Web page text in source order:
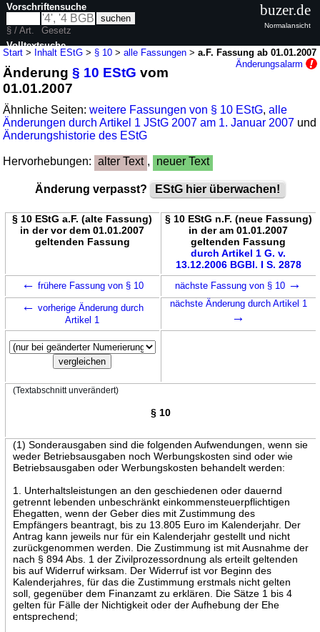
Start > Inhalt EStG > § 10 >alle Fassungen >a.F. Fassung ab 01.01.2007
Änderungsalarm
Änderung§ 10 EStG vom
01.01.2007
Ähnliche Seiten:weitere Fassungen von § 10 EStG,alle
Änderungen durch Artikel 1 JStG 2007 am 1. Januar 2007 und
Änderungshistorie des EStG
Hervorhebungen: alter Text , neuer Text
Änderung verpasst? EStG hier überwachen!
§ 10 EStG a.F. (alte Fassung)
in der vor dem 01.01.2007
geltenden Fassung
§ 10 EStG n.F. (neue Fassung)
in der am 01.01.2007
geltenden Fassung
durch Artikel 1 G. v.
13.12.2006 BGBl. I S. 2878
← frühere Fassung von § 10 nächste Fassung von § 10 →
← vorherige Änderung durch
Artikel 1
nächste Änderung durch Artikel 1
→
(Textabschnitt unverändert)
§ 10
(1) Sonderausgaben sind die folgenden Aufwendungen, wenn sie
weder Betriebsausgaben noch Werbungskosten sind oder wie
Betriebsausgaben oder Werbungskosten behandelt werden:
1. Unterhaltsleistungen an den geschiedenen oder dauernd
getrennt lebenden unbeschränkt einkommensteuerpflichtigen
Ehegatten, wenn der Geber dies mit Zustimmung des
Empfängers beantragt, bis zu 13.805 Euro im Kalenderjahr. Der
Antrag kann jeweils nur für ein Kalenderjahr gestellt und nicht
zurückgenommen werden. Die Zustimmung ist mit Ausnahme der
nach § 894 Abs. 1 der Zivilprozessordnung als erteilt geltenden
bis auf Widerruf wirksam. Der Widerruf ist vor Beginn des
Kalenderjahres, für das die Zustimmung erstmals nicht gelten
soll, gegenüber dem Finanzamt zu erklären. Die Sätze 1 bis 4
gelten für Fälle der Nichtigkeit oder der Aufhebung der Ehe
entsprechend;
Vorschriftensuche
§ / Art.
Gesetz
Volltextsuche
nur in EStG
buzer.de
Normalansicht